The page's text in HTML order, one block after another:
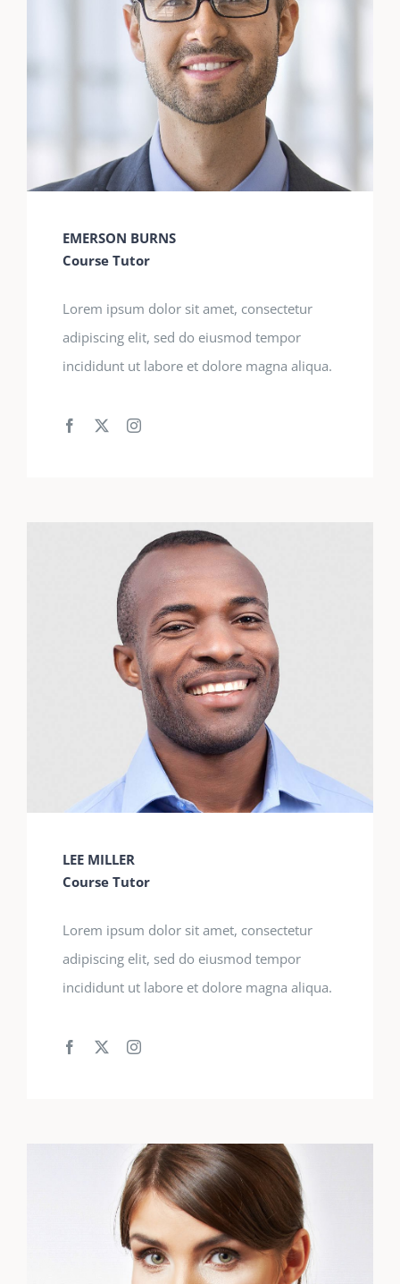
EMERSON BURNS
Course Tutor
Lorem ipsum dolor sit amet, consectetur
adipiscing elit, sed do eiusmod tempor
incididunt ut labore et dolore magna aliqua.
LEE MILLER
Course Tutor
Lorem ipsum dolor sit amet, consectetur
adipiscing elit, sed do eiusmod tempor
incididunt ut labore et dolore magna aliqua.